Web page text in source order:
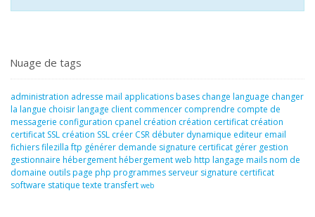
Nuage de tags
administration adresse mail applicationsbases change language changer
la langue choisir langage client commencer comprendre compte de
messagerie configuration cpanel création création certificat création
certificat SSL création SSL créer CSR débuter dynamique editeur email
fichiersfilezilla ftp générer demande signature certificat gérer gestion
gestionnaire hébergementhébergement web http langage mailsnom de
domaine outilspage php programmes serveur signature certificat
software statique texte transfert web